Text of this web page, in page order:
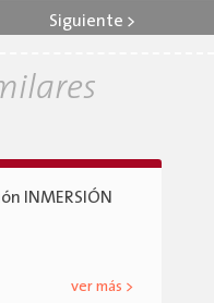
Siguiente >
INMERSIÓN
ver más >